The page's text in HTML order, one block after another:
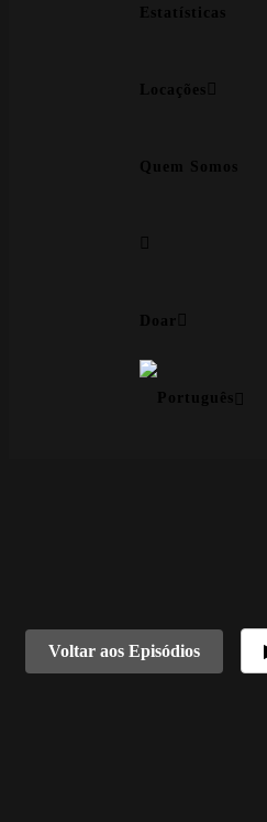
Estatísticas
Locações
Quem Somos
Doar
Voltar aos Episódios